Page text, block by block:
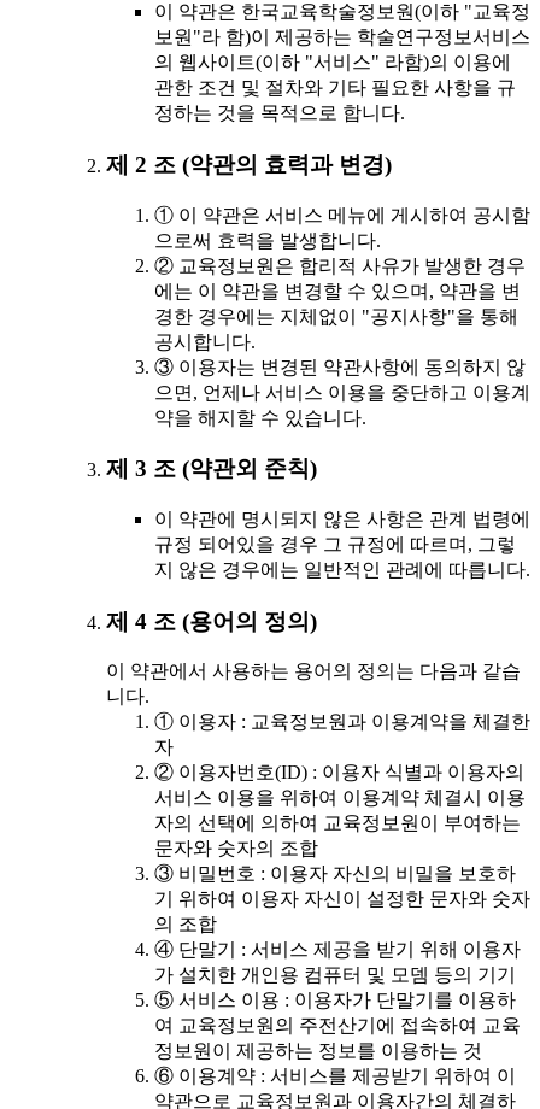
이 약관은 한국교육학술정보원(이하 "교육정
보원"라 함)이 제공하는 학술연구정보서비스
의 웹사이트(이하 "서비스" 라함)의 이용에
관한 조건 및 절차와 기타 필요한 사항을 규
정하는 것을 목적으로 합니다.
제 2 조 (약관의 효력과 변경)
① 이 약관은 서비스 메뉴에 게시하여 공시함
으로써 효력을 발생합니다.
② 교육정보원은 합리적 사유가 발생한 경우
에는 이 약관을 변경할 수 있으며, 약관을 변
경한 경우에는 지체없이 "공지사항"을 통해
공시합니다.
③ 이용자는 변경된 약관사항에 동의하지 않
으면, 언제나 서비스 이용을 중단하고 이용계
약을 해지할 수 있습니다.
제 3 조 (약관외 준칙)
이 약관에 명시되지 않은 사항은 관계 법령에
규정 되어있을 경우 그 규정에 따르며, 그렇
지 않은 경우에는 일반적인 관례에 따릅니다.
제 4 조 (용어의 정의)
이 약관에서 사용하는 용어의 정의는 다음과 같습
니다.
① 이용자 : 교육정보원과 이용계약을 체결한
자
② 이용자번호(ID) : 이용자 식별과 이용자의
서비스 이용을 위하여 이용계약 체결시 이용
자의 선택에 의하여 교육정보원이 부여하는
문자와 숫자의 조합
③ 비밀번호 : 이용자 자신의 비밀을 보호하
기 위하여 이용자 자신이 설정한 문자와 숫자
의 조합
④ 단말기 : 서비스 제공을 받기 위해 이용자
가 설치한 개인용 컴퓨터 및 모뎀 등의 기기
⑤ 서비스 이용 : 이용자가 단말기를 이용하
여 교육정보원의 주전산기에 접속하여 교육
정보원이 제공하는 정보를 이용하는 것
⑥ 이용계약 : 서비스를 제공받기 위하여 이
약관으로 교육정보원과 이용자간의 체결하